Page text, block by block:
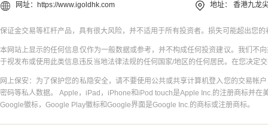
网址： https://www.igoldhk.com 地址： 香港九龙
保证金交易等杠杆产品，具有很大风险，并不适用于所有投资者。损失可能超出您
本网站上显示的任何信息仅作为一般数据或参考，并不构成任何投资建议。我们不
于视发布或使用此类信息违反当地法律法规的任何国家/地区的任何居民。在您决定
网上保安：为了保护您的私隐安全，请不要使用公共或共享计算机登入您的交易帐
密码等私人数据。 Apple，iPad，iPhone和iPod touch是Apple Inc.的注册商标并
Google徽标，Google Play徽标和Google界面是Google Inc.的商标或注册商标。